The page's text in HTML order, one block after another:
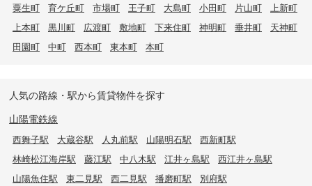
粟生町 育ケ丘町 市場町 王子町 大島町 小田町 片山町
上新町
上本町
黒川町 広渡町 敷地町 下来住町 神明町 垂井町
天神町
田園町
中町 西本町 東本町 本町
人気の路線・駅から賃貸物件を探す
山陽電鉄線
西舞子駅 大蔵谷駅 人丸前駅 山陽明石駅
西新町駅
林崎松江海岸駅
藤江駅 中八木駅 江井ヶ島駅
西江井ヶ島駅
山陽魚住駅
東二見駅 西二見駅 播磨町駅 別府駅